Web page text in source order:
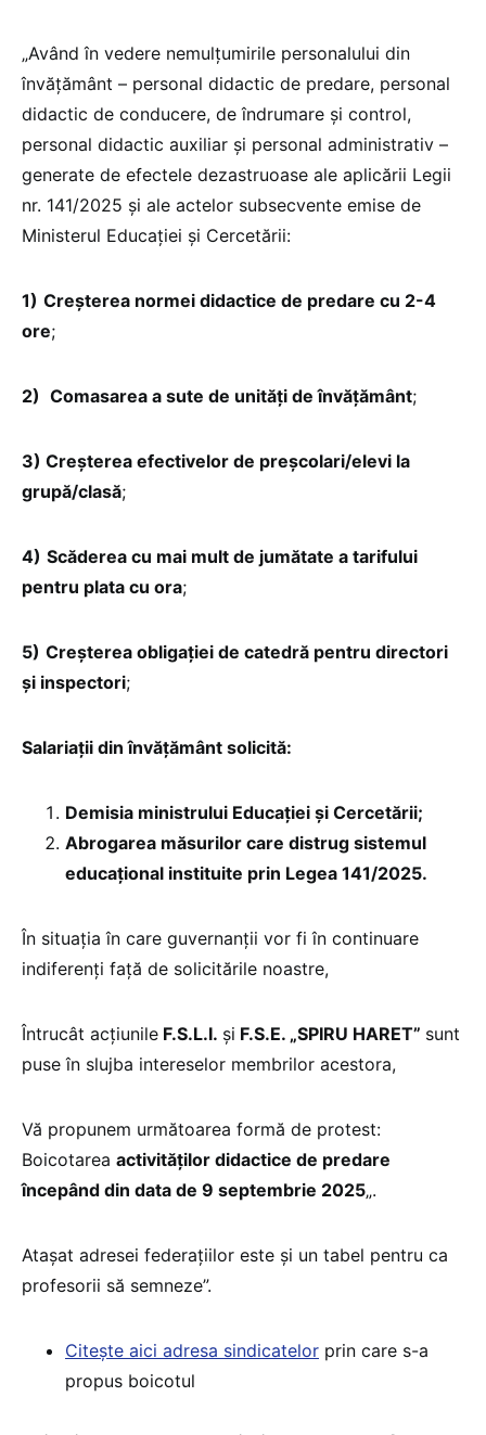
„Având în vedere nemulțumirile personalului din
învățământ – personal didactic de predare, personal
didactic de conducere, de îndrumare și control,
personal didactic auxiliar și personal administrativ –
generate de efectele dezastruoase ale aplicării Legii
nr. 141/2025 și ale actelor subsecvente emise de
Ministerul Educației și Cercetării:
1) Creșterea normei didactice de predare cu 2-4
ore;
2) Comasarea a sute de unități de învățământ;
3) Creșterea efectivelor de preșcolari/elevi la
grupă/clasă;
4) Scăderea cu mai mult de jumătate a tarifului
pentru plata cu ora;
5) Creșterea obligației de catedră pentru directori
și inspectori;
Salariații din învățământ solicită:
Demisia ministrului Educației și Cercetării;
Abrogarea măsurilor care distrug sistemul
educațional instituite prin Legea 141/2025.
În situația în care guvernanții vor fi în continuare
indiferenți față de solicitările noastre,
Întrucât acțiunile F.S.L.I. și F.S.E. „SPIRU HARET” sunt
puse în slujba intereselor membrilor acestora,
Vă propunem următoarea formă de protest:
Boicotarea activităților didactice de predare
începând din data de 9 septembrie 2025„.
Atașat adresei federațiilor este și un tabel pentru ca
profesorii să semneze”.
Citește aici adresa sindicatelor prin care s-a
propus boicotul